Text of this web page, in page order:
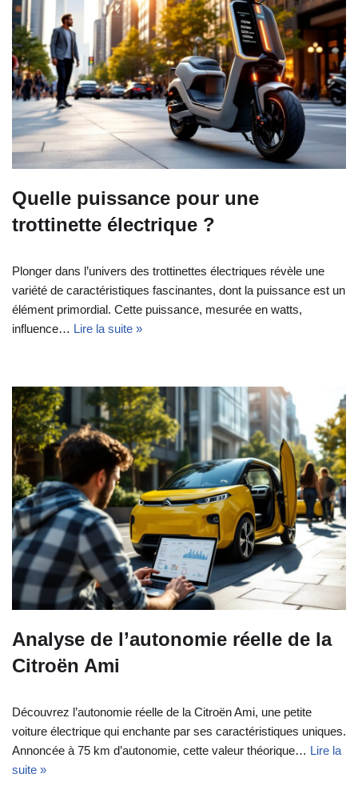
Quelle puissance pour une
trottinette électrique ?
Plonger dans l’univers des trottinettes électriques révèle une
variété de caractéristiques fascinantes, dont la puissance est un
élément primordial. Cette puissance, mesurée en watts,
influence… Lire la suite »
Analyse de l’autonomie réelle de la
Citroën Ami
Découvrez l’autonomie réelle de la Citroën Ami, une petite
voiture électrique qui enchante par ses caractéristiques uniques.
Annoncée à 75 km d’autonomie, cette valeur théorique… Lire la
suite »